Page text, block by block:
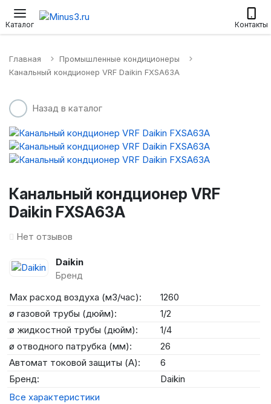
Каталог Контакты
Настенные сплит-системы
Главная
Промышленные кондиционеры
Канальный кондционер VRF Daikin FXSA63A
Назад в каталог
Канальный кондционер VRF
Daikin FXSA63A
Нет отзывов
Daikin
Бренд
Max расход воздуха (м3/час):
1260
ø газовой трубы (дюйм):
1/2
ø жидкостной трубы (дюйм):
1/4
ø отводного патрубка (мм):
26
Автомат токовой защиты (А):
6
Бренд:
Daikin
Все характеристики